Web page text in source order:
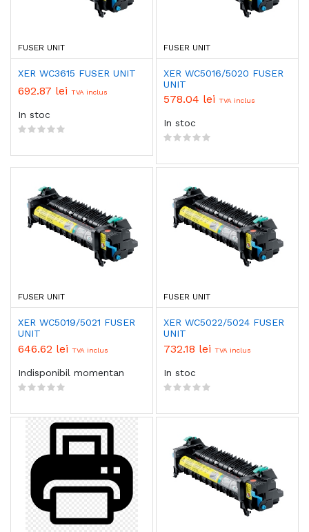
FUSER UNIT
XER WC3615 FUSER UNIT
692.87 lei TVA inclus
In stoc
FUSER UNIT
XER WC5016/5020 FUSER
UNIT
578.04 lei TVA inclus
In stoc
FUSER UNIT
XER WC5019/5021 FUSER
UNIT
646.62 lei TVA inclus
Indisponibil momentan
FUSER UNIT
XER WC5022/5024 FUSER
UNIT
732.18 lei TVA inclus
In stoc